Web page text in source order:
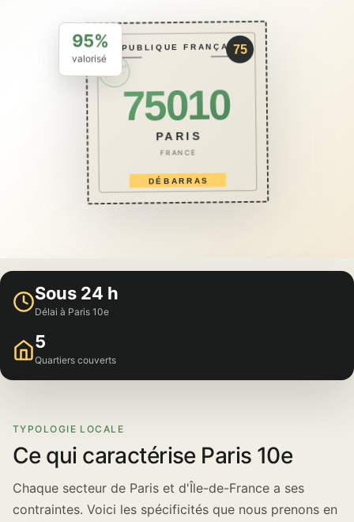
RÉPUBLIQUE FRANÇAISE
75010
PARIS
FRANCE
DÉBARRAS
PACKCAVE
ÉCO · BSD
75
95%
valorisé
Sous 24 h
Délai à Paris 10e
5
Quartiers couverts
TYPOLOGIE LOCALE
Ce qui caractérise Paris 10e
Chaque secteur de Paris et d'Île-de-France a ses
contraintes. Voici les spécificités que nous prenons en